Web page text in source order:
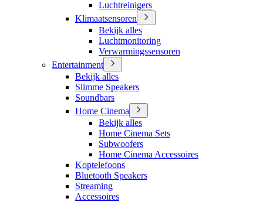
Luchtreinigers
Klimaatsensoren
Bekijk alles
Luchtmonitoring
Verwarmingssensoren
Entertainment
Bekijk alles
Slimme Speakers
Soundbars
Home Cinema
Bekijk alles
Home Cinema Sets
Subwoofers
Home Cinema Accessoires
Koptelefoons
Bluetooth Speakers
Streaming
Accessoires